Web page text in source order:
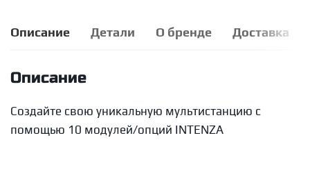
Описание Детали О бренде Доставка
Описание
Создайте свою уникальную мультистанцию с
помощью 10 модулей/опций INTENZA